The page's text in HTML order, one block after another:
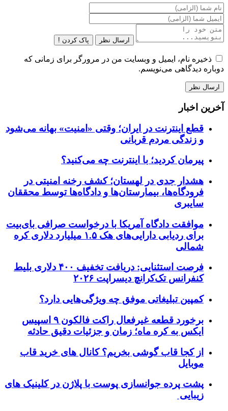
ارسال نظر پاک کردن !
ذخیره نام، ایمیل و وبسایت من در مرورگر برای زمانی که
دوباره دیدگاهی می‌نویسم.
آخرین اخبار
قطع اینترنت در ایران؛ وقتی «امنیت» بهانه می‌شود
و زندگی مردم قربانی
پیرمان کردید؛ با اینترنت چه می‌کنید؟
هشدار جدی در لهستان؛ کشف رخنه امنیتی در
فرودگاه‌ها، بیمارستان‌ها و دادگاه‌ها توسط محققان
سایبری
موافقت دادگاه آمریکا با درخواست صرافی بای‌بیت
برای ردیابی دارایی‌های هک ۱.۵ میلیارد دلاری کره
شمالی
فرصت استثنایی: دریافت تخفیف ۴۰۰ دلاری بلیط
کنفرانس تک‌کرانچ دیسراپت ۲۰۲۶
کمپین تبلیغاتی موفق چه ویژگی‌هایی دارد؟
برخورد قطعه غیرفعال راکت فالکون ۹ اسپیس
ایکس به کره ماه؛ زمان و جزئیات دقیق حادثه
از کجا قاب گوشی بخریم؟ کانال های خرید قاب
موبایل
پشت پرده جوانسازی پوست با پلاژن در کلینیک های
زیبایی